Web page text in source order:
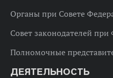
Органы при Совете
Совет законодателей
Полномочные
ДЕЯТЕЛЬНОСТЬ